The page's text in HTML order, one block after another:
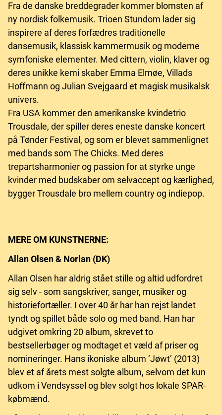
Fra de danske breddegrader kommer blomsten af
ny nordisk folkemusik. Trioen Stundom lader sig
inspirere af deres forfædres traditionelle
dansemusik, klassisk kammermusik og moderne
symfoniske elementer. Med cittern, violin, klaver og
deres unikke kemi skaber Emma Elmøe, Villads
Hoffmann og Julian Svejgaard et magisk musikalsk
univers.
Fra USA kommer den amerikanske kvindetrio
Trousdale, der spiller deres eneste danske koncert
på Tønder Festival, og som er blevet sammenlignet
med bands som The Chicks. Med deres
trepartsharmonier og passion for at styrke unge
kvinder med budskaber om selvaccept og kærlighed,
bygger Trousdale bro mellem country og indiepop.
MERE OM KUNSTNERNE:
Allan Olsen & Norlan (DK)
Allan Olsen har aldrig stået stille og altid udfordret
sig selv - som sangskriver, sanger, musiker og
historiefortæller. I over 40 år har han rejst landet
tyndt og spillet både solo og med band. Han har
udgivet omkring 20 album, skrevet to
bestsellerbøger og modtaget et væld af priser og
nomineringer. Hans ikoniske album ‘Jøwt’ (2013)
blev et af årets mest solgte album, selvom det kun
udkom i Vendsyssel og blev solgt hos lokale SPAR-
købmænd.